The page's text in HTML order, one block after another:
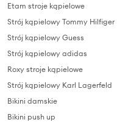
Etam stroje kąpielowe
Strój kąpielowy Tommy Hilfiger
Strój kąpielowy Guess
Strój kąpielowy adidas
Roxy stroje kąpielowe
Strój kąpielowy Karl Lagerfeld
Bikini damskie
Bikini push up